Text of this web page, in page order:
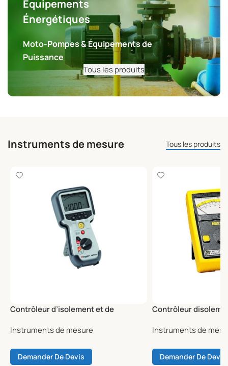
Équipements
Énergétiques
Moto-Pompes & Équipements de
Puissance
Tous les produits
Instruments de mesure Tous les produits
Contrôleur d’isolement et de
Instruments de mesure
Demander De Devis
Contrôleur
Instruments de
Demander De Devis